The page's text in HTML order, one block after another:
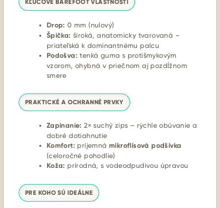
KĽÚČOVÉ BAREFOOT VLASTNOSTI
Drop: 0 mm (nulový)
Špička: široká, anatomicky tvarovaná –
priateľská k dominantnému palcu
Podošva: tenká guma s protišmykovým
vzorom, ohybná v priečnom aj pozdĺžnom
smere
PRAKTICKÉ A OCHRANNÉ PRVKY
Zapínanie: 2× suchý zips – rýchle obúvanie a
dobré dotiahnutie
Komfort: príjemná mikroflísová podšívka
(celoročné pohodlie)
Koža: prírodná, s vodeodpudivou úpravou
PRE KOHO SÚ IDEÁLNE